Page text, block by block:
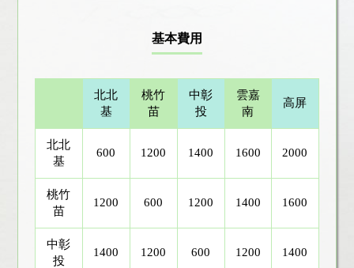
基本費用
北北
基
桃竹
苗
中彰
投
雲嘉
南
高屏
北北
基
600 1200 1400 1600 2000
桃竹
苗
1200 600 1200 1400 1600
中彰
投
1400 1200 600 1200 1400